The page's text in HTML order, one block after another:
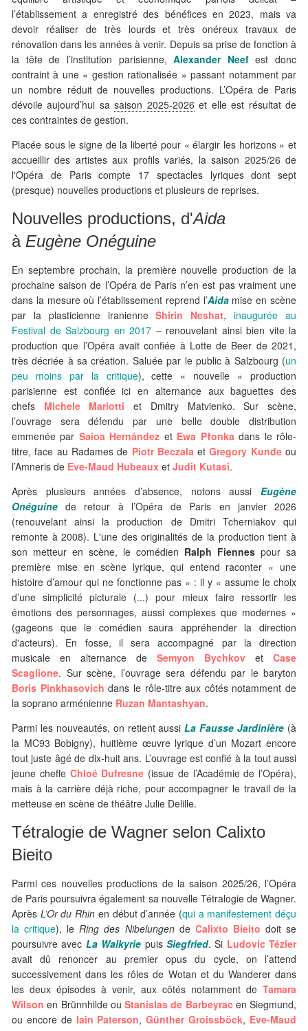
l’établissement a enregistré des bénéfices en 2023, mais va
devoir réaliser de très lourds et très onéreux travaux de
rénovation dans les années à venir. Depuis sa prise de fonction à
la tête de l’institution parisienne,Alexander Neefest donc
contraint à une « gestion rationalisée » passant notamment par
un nombre réduit de nouvelles productions. L’Opéra de Paris
dévoile aujourd’hui sasaison 2025-2026 et elle est résultat de
ces contraintes de gestion.
Placée sous le signe de la liberté pour « élargir les horizons » et
accueillir des artistes aux profils variés, la saison 2025/26 de
l'Opéra de Paris compte 17 spectacles lyriques dont sept
(presque) nouvelles productions et plusieurs de reprises.
Nouvelles productions, d'Aida
à Eugène Onéguine
En septembre prochain, la première nouvelle production de la
prochaine saison de l’Opéra de Paris n’en est pas vraiment une
dans la mesure où l’établissement reprend l’Aidamise en scène
par la plasticienne iranienneShirin Neshat,inaugurée au
Festival de Salzbourg en 2017 – renouvelant ainsi bien vite la
production que l’Opéra avait confiée à Lotte de Beer de 2021,
très décriée à sa création. Saluée par le public à Salzbourg (un
peu moins par la critique), cette « nouvelle » production
parisienne est confiée ici en alternance aux baguettes des
chefs Michele Mariotti et Dmitry Matvienko. Sur scène,
l’ouvrage sera défendu par une belle double distribution
emmenée par Saioa Hernández et Ewa Płonka dans le rôle-
titre, face au Radames de Piotr Beczala etGregory Kundeou
l’Amneris de Eve-Maud Hubeaux et Judit Kutasi.
Après plusieurs années d’absence, notons aussi Eugène
Onéguine de retour à l’Opéra de Paris en janvier 2026
(renouvelant ainsi la production de Dmitri Tcherniakov qui
remonte à 2008). L'une des originalités de la production tient à
son metteur en scène, le comédien Ralph Fiennes pour sa
première mise en scène lyrique, qui entend raconter « une
histoire d’amour qui ne fonctionne pas » : il y « assume le choix
d’une simplicité picturale (...) pour mieux faire ressortir les
émotions des personnages, aussi complexes que modernes »
(gageons que le comédien saura appréhender la direction
d'acteurs). En fosse, il sera accompagné par la direction
musicale en alternance de Semyon Bychkov et Case
Scaglione. Sur scène, l’ouvrage sera défendu par le baryton
Boris Pinkhasovich dans le rôle-titre aux côtés notamment de
la soprano arménienne Ruzan Mantashyan.
Parmi les nouveautés, on retient aussiLa Fausse Jardinière (à
la MC93 Bobigny), huitième œuvre lyrique d’un Mozart encore
tout juste âgé de dix-huit ans. L’ouvrage est confié à la tout aussi
jeune cheffe Chloé Dufresne (issue de l’Académie de l’Opéra),
mais à la carrière déjà riche, pour accompagner le travail de la
metteuse en scène de théâtre Julie Delille.
Tétralogie de Wagner selon Calixto
Bieito
Parmi ces nouvelles productions de la saison 2025/26, l’Opéra
de Paris poursuivra également sa nouvelle Tétralogie de Wagner.
Après L’Or du Rhin en début d’année (qui a manifestement déçu
la critique), leRing des Nibelungende Calixto Bieito doit se
poursuivre avec La Walkyrie puis Siegfried. Si Ludovic Tézier
avait dû renoncer au premier opus du cycle, on l’attend
successivement dans les rôles de Wotan et du Wanderer dans
les deux épisodes à venir, aux côtés notamment de Tamara
Wilson en Brünnhilde ou Stanislas de Barbeyracen Siegmund,
ou encore de Iain Paterson,Günther Groissböck, Eve-Maud